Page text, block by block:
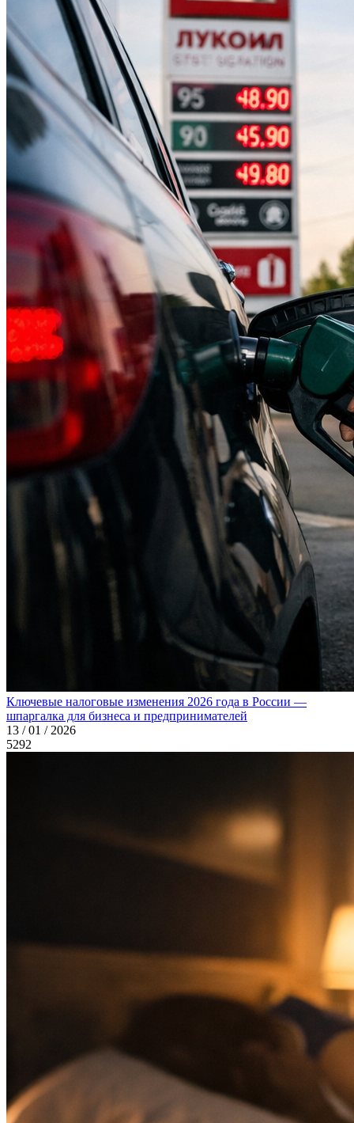
Ключевые налоговые изменения 2026 года в России —
шпаргалка для бизнеса и предпринимателей
13 / 01 / 2026
5292